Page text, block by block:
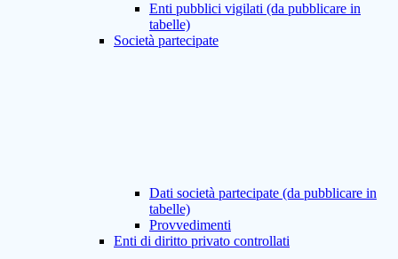
Enti pubblici vigilati (da pubblicare in
tabelle)
Società partecipate
Dati società partecipate (da pubblicare in
tabelle)
Provvedimenti
Enti di diritto privato controllati